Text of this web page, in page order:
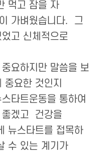
먹고 잠을 자
가벼웠습니다. 그
고 신체적으로
요하지만 말씀을 보
요한 것인지
타트운동을 통하여
겠고 건강을
뉴스타트를 접목하
수 있는 계기가